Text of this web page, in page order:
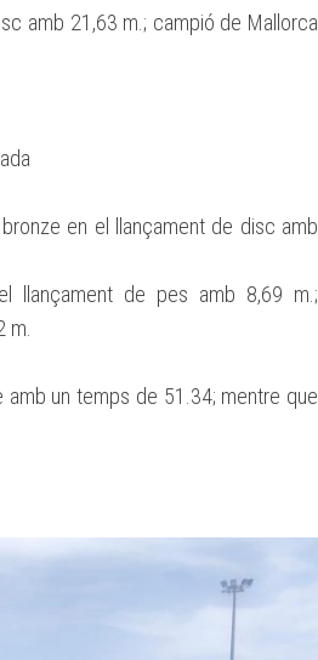
amb 21,63 m.; campió de Mallorca
en el llançament de disc amb
llançament de pes amb 8,69 m.;
m.
amb un temps de 51.34; mentre que